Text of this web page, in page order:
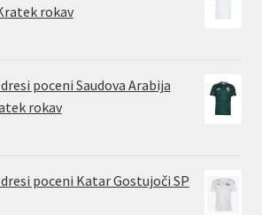
rokav
poceni Saudova Arabija
rokav
poceni Katar Gostujoči SP